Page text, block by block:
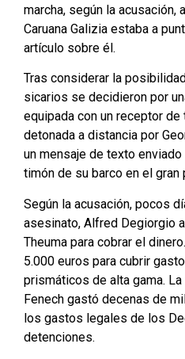
marcha, según la acusación,
Caruana Galizia estaba a
artículo sobre él.
Tras considerar la
sicarios se decidieron por
equipada con un receptor
detonada a distancia por
un mensaje de texto
timón de su barco en el gran
Según la acusación, pocos
asesinato, Alfred Degiorgio
Theuma para cobrar el
5.000 euros para cubrir
prismáticos de alta gama.
Fenech gastó decenas de
los gastos legales de los
detenciones.